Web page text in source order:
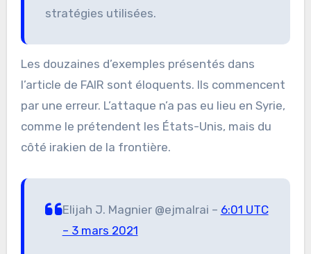
stratégies utilisées.
Les douzaines d’exemples présentés dans
l’article de FAIR sont éloquents. Ils commencent
par une erreur. L’attaque n’a pas eu lieu en Syrie,
comme le prétendent les États-Unis, mais du
côté irakien de la frontière.
Elijah J. Magnier @ejmalrai – 6:01 UTC
– 3 mars 2021